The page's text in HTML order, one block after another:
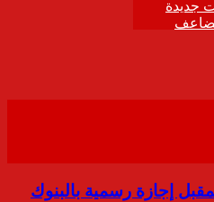
إجازة رسمية بالبنوك